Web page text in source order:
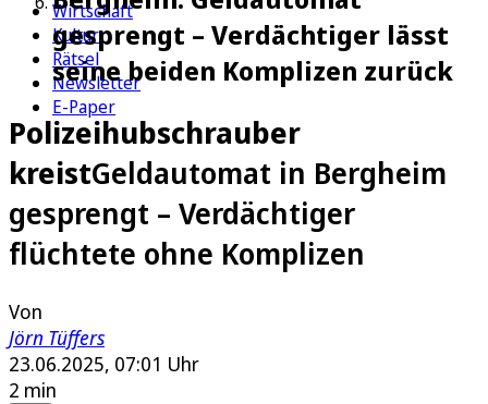
Wirtschaft
Kultur
Rätsel
Newsletter
E-Paper
gesprengt – Verdächtiger lässt
seine beiden Komplizen zurück
Polizeihubschrauber
kreistGeldautomat in Bergheim
gesprengt – Verdächtiger
flüchtete ohne Komplizen
Von
Jörn Tüffers
23.06.2025, 07:01 Uhr
2 min